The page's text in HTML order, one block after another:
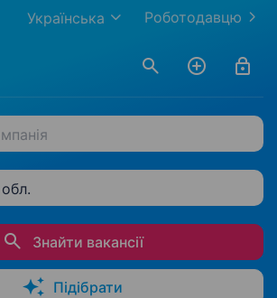
Роботодавцю
Українська
Знайти вакансії
Підібрати